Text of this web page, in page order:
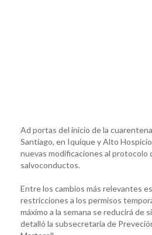
Ad portas del inicio de la
Santiago, en Iquique y Alto
nuevas modificaciones al protocolo
salvoconductos.
Entre los cambios más relevantes
restricciones a los permisos
máximo a la semana se reducirá de
detalló la subsecretaria de